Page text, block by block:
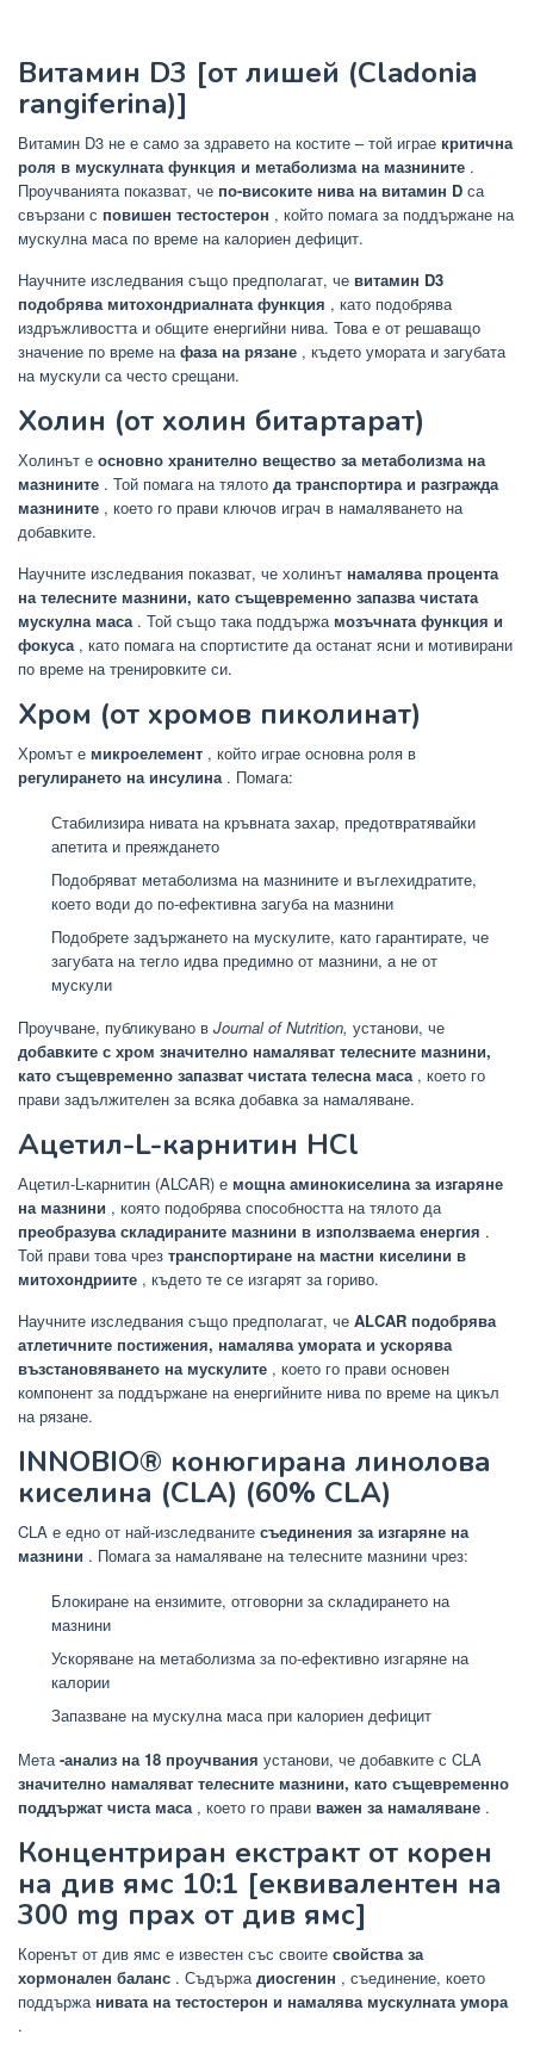
Витамин D3 [от лишей (Cladonia
rangiferina)]
Витамин D3 не е само за здравето на костите – той играе критична
роля в мускулната функция и метаболизма на мазнините .
Проучванията показват, че по-високите нива на витамин D са
свързани с повишен тестостерон , който помага за поддържане на
мускулна маса по време на калориен дефицит.
Научните изследвания също предполагат, че витамин D3
подобрява митохондриалната функция , като подобрява
издръжливостта и общите енергийни нива. Това е от решаващо
значение по време нафаза на рязане , където умората и загубата
на мускули са често срещани.
Холин (от холин битартарат)
Холинът е основно хранително вещество за метаболизма на
мазнините . Той помага на тялото да транспортира и разгражда
мазнините , което го прави ключов играч в намаляването на
добавките.
Научните изследвания показват, че холинът намалява процента
на телесните мазнини, като същевременно запазва чистата
мускулна маса. Той също така поддържа мозъчната функция и
фокуса, като помага на спортистите да останат ясни и мотивирани
по време на тренировките си.
Хром (от хромов пиколинат)
Хромът е микроелемент , който играе основна роля в
регулирането на инсулина. Помага:
Стабилизира нивата на кръвната захар, предотвратявайки
апетита и преяждането
Подобряват метаболизма на мазнините и въглехидратите,
което води до по-ефективна загуба на мазнини
Подобрете задържането на мускулите, като гарантирате, че
загубата на тегло идва предимно от мазнини, а не от
мускули
Проучване, публикувано в Journal of Nutrition, установи, че
добавките с хром значително намаляват телесните мазнини,
като същевременно запазват чистата телесна маса, което го
прави задължителен за всяка добавка за намаляване.
Ацетил-L-карнитин HCl
Ацетил-L-карнитин (ALCAR) е мощна аминокиселина за изгаряне
на мазнини , която подобрява способността на тялото да
преобразува складираните мазнини в използваема енергия .
Той прави това чрез транспортиране на мастни киселини в
митохондриите , където те се изгарят за гориво.
Научните изследвания също предполагат, че ALCAR подобрява
атлетичните постижения, намалява умората и ускорява
възстановяването на мускулите , което го прави основен
компонент за поддържане на енергийните нива по време на цикъл
на рязане.
INNOBIO® конюгирана линолова
киселина (CLA) (60% CLA)
CLA е едно от най-изследваните съединения за изгаряне на
мазнини . Помага за намаляване на телесните мазнини чрез:
Блокиране на ензимите, отговорни за складирането на
мазнини
Ускоряване на метаболизма за по-ефективно изгаряне на
калории
Запазване на мускулна маса при калориен дефицит
Мета-анализ на 18 проучвания установи, че добавките с CLA
значително намаляват телесните мазнини, като същевременно
поддържат чиста маса, което го прави важен за намаляване .
Концентриран екстракт от корен
на див ямс 10:1 [еквивалентен на
300 mg прах от див ямс]
Коренът от див ямс е известен със своите свойства за
хормонален баланс . Съдържадиосгенин , съединение, което
поддържа нивата на тестостерон и намалява мускулната умора
.